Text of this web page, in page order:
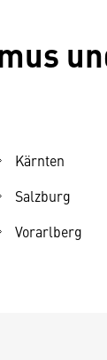
Kärnten
Salzburg
Vorarlberg